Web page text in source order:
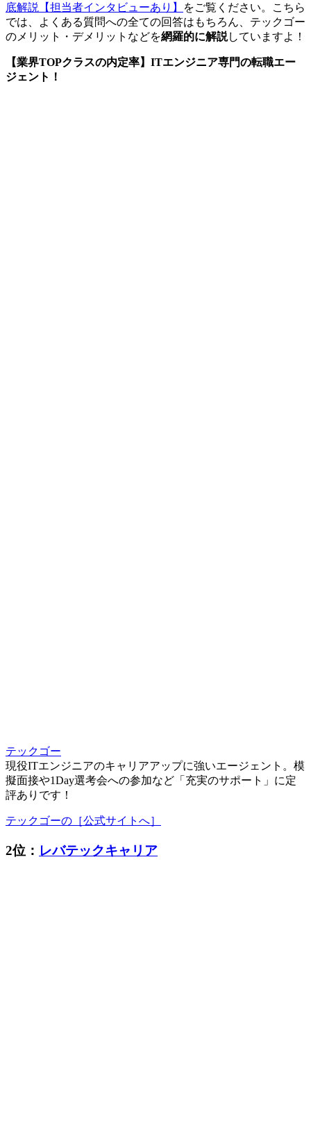
底解説【担当者インタビューあり】
をご覧ください。こちら
では、よくある質問への全ての回答はもちろん、テックゴー
のメリット・デメリットなどを網羅的に解説していますよ！
【業界TOPクラスの内定率】ITエンジニア専門の転職エー
ジェント！
テックゴー
現役ITエンジニアのキャリアアップに強いエージェント。模
擬面接や1Day選考会への参加など「充実のサポート」に定
評ありです！
テックゴーの［公式サイトへ］
2位： レバテックキャリア